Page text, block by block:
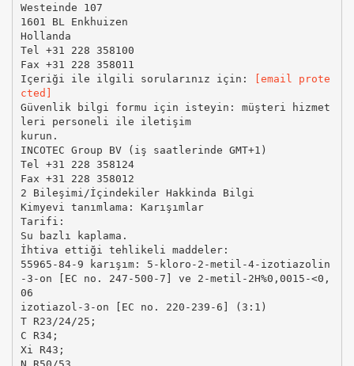
Westeinde 107
1601 BL Enkhuizen
Hollanda
Tel +31 228 358100
Fax +31 228 358011
Içeriği ile ilgili sorularınız için:
[email prote
cted]